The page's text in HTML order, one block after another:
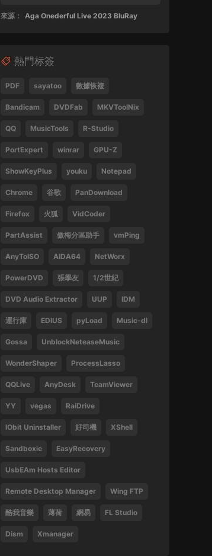
來源： Aga Onederful Live 2023 BluRay
這張還沒好好完整欣賞過
來源： 張學友 1999 友個人演唱會 60FPS 清晰版
SPad • 2025-04-28
1
來源： 周傑倫 最偉大的作品
13829047375 • 2025-02-21
好
袁鳳瑛 天若有情
唱會香港站
13612396082 • 2024-09-27
感謝
來源： 林子祥&趙增熹 2013 絕對熹祥 演唱會 A
Tsang Hei 2013 Blu-ray 1080i AVC DTS-HD
470859 • 2024-09-03
感謝分享
來源： 瞬息全宇宙
laohusyf • 2024-05-30
喜歡聽張敬軒的歌
來源：
張敬軒 2018 Hinsideout 演唱會 Hins
熱門标簽
PDF sayatoo 數據恢複
Bandicam DVDFab MKVToolNix
QQ MusicTools R-Studio
PortExpert winrar GPU-Z
ShowKeyPlus youku Notepad
Chrome 谷歌 PanDownload
Firefox 火狐 VidCoder
PartAssist 傲梅分區助手 vmPing
AnyToISO AIDA64 NetWorx
PowerDVD 張學友 1/2世紀
DVD Audio Extractor UUP IDM
運行庫 EDIUS pyLoad Music-dl
Gossa UnblockNeteaseMusic
WonderShaper ProcessLasso
QQLive AnyDesk TeamViewer
YY vegas RaiDrive
IObit Uninstaller 好司機 XShell
Sandboxie EasyRecovery
UsbEAm Hosts Editor
Remote Desktop Manager Wing FTP
酷我音樂 薄荷 網易 FL Studio
Dism Xmanager